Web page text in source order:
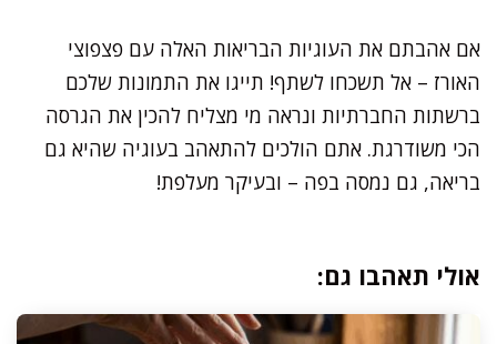
אם אהבתם את העוגיות הבריאות האלה עם פצפוצי
האורז – אל תשכחו לשתף! תייגו את התמונות שלכם
ברשתות החברתיות ונראה מי מצליח להכין את הגרסה
הכי משודרגת. אתם הולכים להתאהב בעוגיה שהיא גם
בריאה, גם נמסה בפה – ובעיקר מעלפת!
אולי תאהבו גם: